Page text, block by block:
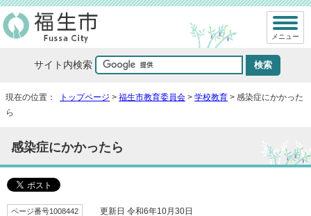
サイト内検索
メニュー
現在の位置： トップページ > 福生市教育委員会 > 学校教育 > 感染症にかかった
ら
感染症にかかったら
ページ番号1008442 更新日 令和6年10月30日